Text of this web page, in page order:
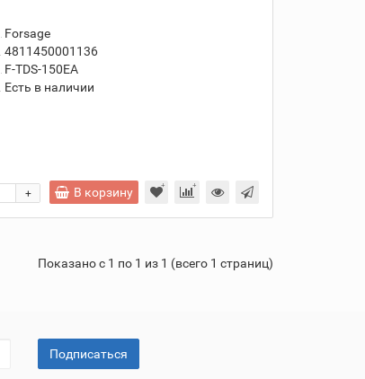
Forsage
4811450001136
F-TDS-150EA
Есть в наличии
+ В корзину
Показано с 1 по 1 из 1 (всего 1 страниц)
Подписаться